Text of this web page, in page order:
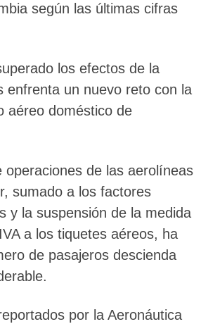
según las últimas cifras
los efectos de la
enfrenta un nuevo reto con la
aéreo doméstico de
operaciones de las aerolíneas
sumado a los factores
y la suspensión de la medida
a los tiquetes aéreos, ha
de pasajeros descienda
por la Aeronáutica